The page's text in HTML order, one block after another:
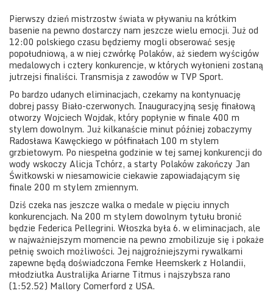
Pierwszy dzień mistrzostw świata w pływaniu na krótkim
basenie na pewno dostarczy nam jeszcze wielu emocji. Już od
12:00 polskiego czasu będziemy mogli obserować sesję
popołudniową, a w niej czwórkę Polaków, aż siedem wyścigów
medalowych i cztery konkurencje, w których wyłonieni zostaną
jutrzejsi finaliści. Transmisja z zawodów w TVP Sport.
Po bardzo udanych eliminacjach, czekamy na kontynuację
dobrej passy Biało-czerwonych. Inauguracyjną sesję finałową
otworzy Wojciech Wojdak, który popłynie w finale 400 m
stylem dowolnym. Już kilkanaście minut później zobaczymy
Radosława Kawęckiego w półfinałach 100 m stylem
grzbietowym. Po niespełna godzinie w tej samej konkurencji do
wody wskoczy Alicja Tchórz, a starty Polaków zakończy Jan
Świtkowski w niesamowicie ciekawie zapowiadającym się
finale 200 m stylem zmiennym.
Dziś czeka nas jeszcze walka o medale w pięciu innych
konkurencjach. Na 200 m stylem dowolnym tytułu bronić
będzie Federica Pellegrini. Włoszka była 6. w eliminacjach, ale
w najważniejszym momencie na pewno zmobilizuje się i pokaże
pełnię swoich możliwości. Jej najgroźniejszymi rywalkami
zapewne będą doświadczona Femke Heemskerk z Holandii,
młodziutka Australijka Ariarne Titmus i najszybsza rano
(1:52.52) Mallory Comerford z USA.